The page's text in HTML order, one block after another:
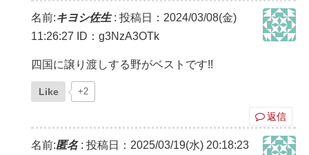
名前:キヨシ佐生: 投稿日：2024/03/08(金)
11:26:27
ID：g3NzA3OTk
四国に譲り渡しする野がベストです!!
Like +2
返信
名前:匿名: 投稿日：2025/03/19(水) 20:18:23